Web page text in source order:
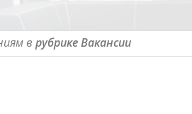
в рубрике Вакансии